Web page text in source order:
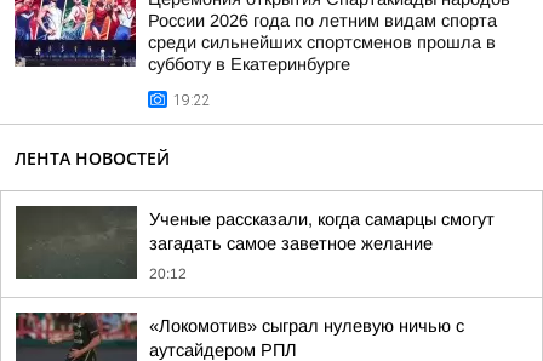
России 2026 года по летним видам спорта
среди сильнейших спортсменов прошла в
субботу в Екатеринбурге
19:22
ЛЕНТА НОВОСТЕЙ
Ученые рассказали, когда самарцы смогут
загадать самое заветное желание
20:12
«Локомотив» сыграл нулевую ничью с
аутсайдером РПЛ